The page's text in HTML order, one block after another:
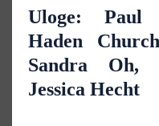
Uloge: Paul
Haden
Sandra Oh,
Jessica Hecht